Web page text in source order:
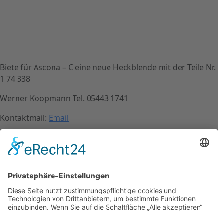
Biete für Ascona – C eine neue Heckblende mit der Teile Nr.
1 74 338
Werner Koopmann Tel. 05443 1741
Kontaktmail: Email
Name: Werner Koopmann
Kontakt
Datenschutzerklärung
Mitgliederbereich